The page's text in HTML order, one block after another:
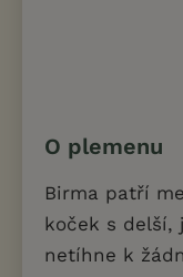
O plemenu
Birma patří
koček s delší,
netíhne k